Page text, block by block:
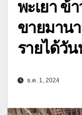
พะเยา ข้
ขายมาน
รายได้วั
ธ.ค. 1, 2024